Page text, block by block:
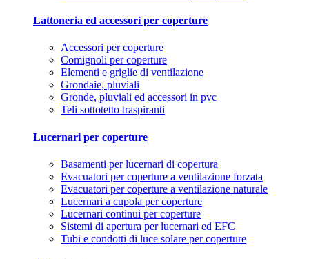
Lattoneria ed accessori per coperture
Accessori per coperture
Comignoli per coperture
Elementi e griglie di ventilazione
Grondaie, pluviali
Gronde, pluviali ed accessori in pvc
Teli sottotetto traspiranti
Lucernari per coperture
Basamenti per lucernari di copertura
Evacuatori per coperture a ventilazione forzata
Evacuatori per coperture a ventilazione naturale
Lucernari a cupola per coperture
Lucernari continui per coperture
Sistemi di apertura per lucernari ed EFC
Tubi e condotti di luce solare per coperture